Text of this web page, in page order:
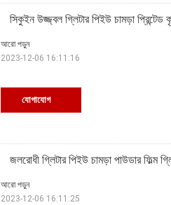
সিকুইন উজ্জ্বল গ্লিটার পিইউ চামড়া প্রিন্টেড
যোগাযোগ
আরো পড়ুন
2023-12-06 16:11:16
জলরোধী গ্লিটার পিইউ চামড়া পাউডার ফিল্ম
আরো পড়ুন
2023-12-06 16:11:25